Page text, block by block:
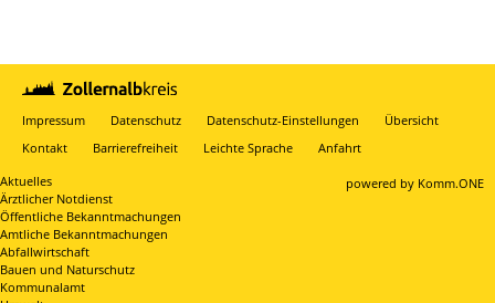
Impressum Datenschutz Datenschutz-Einstellungen
Übersicht
Kontakt
Barrierefreiheit Leichte Sprache Anfahrt
powered by Komm.ONE
Aktuelles
Ärztlicher Notdienst
Öffentliche Bekanntmachungen
Amtliche Bekanntmachungen
Abfallwirtschaft
Bauen und Naturschutz
Kommunalamt